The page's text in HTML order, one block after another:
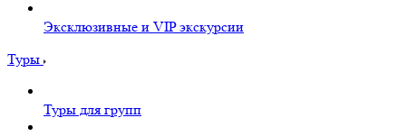
Эксклюзивные и VIP экскурсии
Туры
Туры для групп